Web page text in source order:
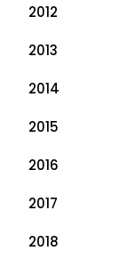
2012
2013
2014
2015
2016
2017
2018